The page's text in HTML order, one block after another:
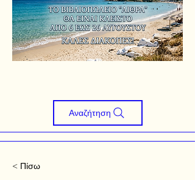
Αναζήτηση
< Πίσω